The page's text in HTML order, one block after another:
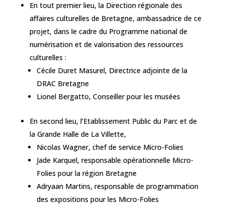
En tout premier lieu, la Direction régionale des
affaires culturelles de Bretagne, ambassadrice de ce
projet, dans le cadre du Programme national de
numérisation et de valorisation des ressources
culturelles :
Cécile Duret Masurel, Directrice adjointe de la
DRAC Bretagne
Lionel Bergatto, Conseiller pour les musées
En second lieu, l’Etablissement Public du Parc et de
la Grande Halle de La Villette,
Nicolas Wagner, chef de service Micro-Folies
Jade Karquel, responsable opérationnelle Micro-
Folies pour la région Bretagne
Adryaan Martins, responsable de programmation
des expositions pour les Micro-Folies